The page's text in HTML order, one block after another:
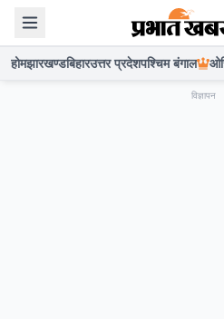
होमझारखण्डबिहारउत्तर प्रदेशपश्चिम बंगाल
विज्ञापन